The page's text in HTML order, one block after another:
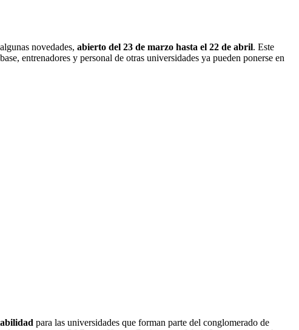
novedades, abierto del 23 de marzo hasta el 22 de abril. Este
entrenadores y personal de otras universidades ya pueden ponerse en
para las universidades que forman parte del conglomerado de